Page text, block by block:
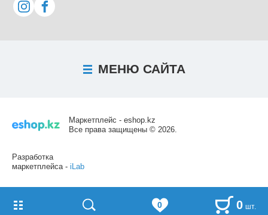
МЕНЮ САЙТА
Маркетплейс - eshop.kz
Все права защищены © 2026.
Разработка
маркетплейса - iLab
0 0 шт.